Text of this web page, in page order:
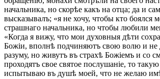
начальника, но скорѣе какъ на отца; да и
высказывалъ; «я не хочу, чтобы кто боялся
страшнаго начальника, но чтобы любили
«Когда я вижу, что мои духовныя дѣти
Божіи, вполнѣ подчиняютъ свою волю и не
разуму, но живутъ въ страхѣ Божіемъ и со
проходятъ свое святое послушаніе, то такую
испытываю въ душѣ моей, что не желаю